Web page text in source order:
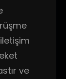
ve